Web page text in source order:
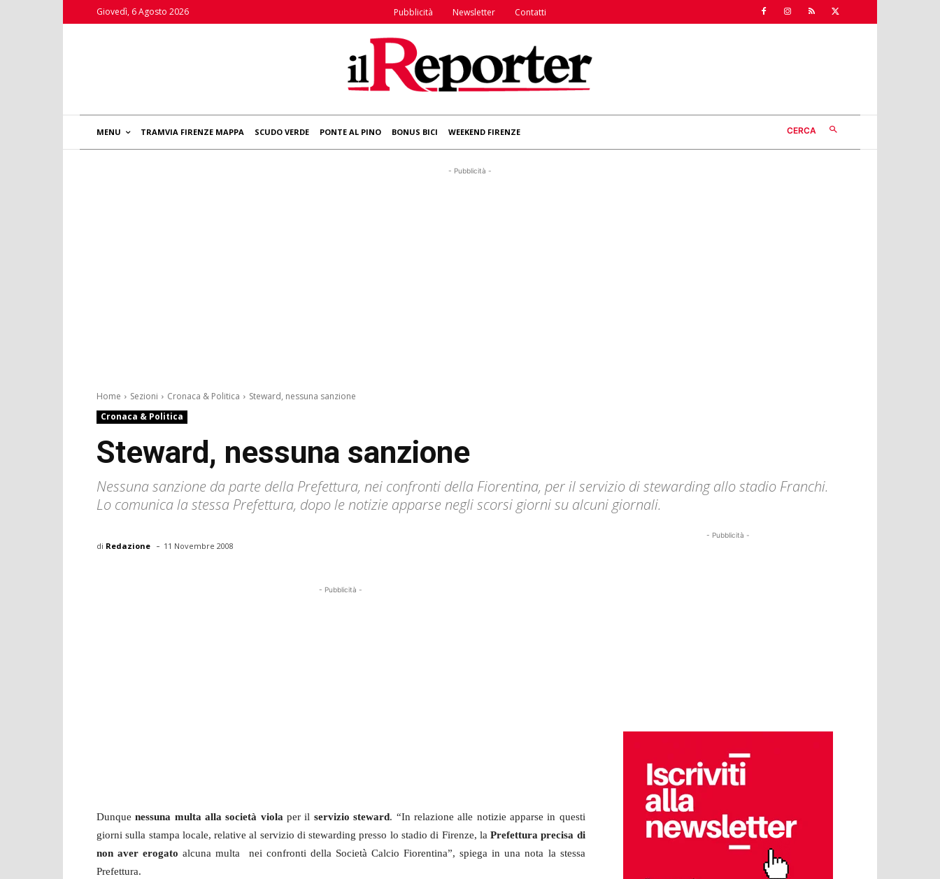
Giovedì, 6 Agosto 2026 Pubblicità Newsletter Contatti
MENU TRAMVIA FIRENZE MAPPA SCUDO VERDE PONTE AL PINO BONUS BICI WEEKEND FIRENZE CERCA
- Pubblicità -
Home Sezioni Cronaca & Politica
Steward, nessuna sanzione
Cronaca & Politica
Steward, nessuna sanzione
Nessuna sanzione da parte della Prefettura, nei confronti della Fiorentina, per il servizio di stewarding allo stadio Franchi.
Lo comunica la stessa Prefettura, dopo le notizie apparse negli scorsi giorni su alcuni giornali.
di Redazione - 11 Novembre 2008
- Pubblicità -
Dunque nessuna multa alla società violaper il servizio steward. “In relazione alle notizie apparse in questi
giorni sulla stampa locale, relative al servizio di stewarding presso lo stadio di Firenze, laPrefettura precisa di
non aver erogato alcuna multa nei confronti della Società Calcio Fiorentina”, spiega in una nota la stessa
Prefettura.
- Pubblicità -